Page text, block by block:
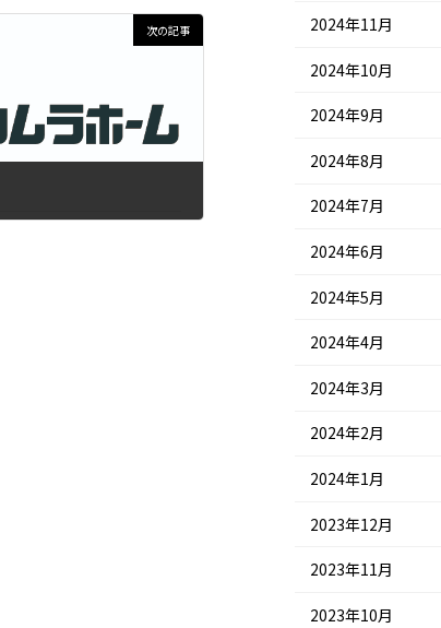
次の記事 2024年11月
2024年10月
2024年9月
2024年8月
2024年7月
2024年6月
2024年5月
2024年4月
2024年3月
2024年2月
2024年1月
2023年12月
2023年11月
2023年10月